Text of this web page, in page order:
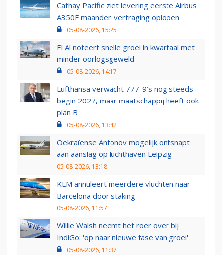
Cathay Pacific ziet levering eerste Airbus
A350F maanden vertraging oplopen
05-08-2026, 15:25
El Al noteert snelle groei in kwartaal met
minder oorlogsgeweld
05-08-2026, 14:17
Lufthansa verwacht 777-9’s nog steeds
begin 2027, maar maatschappij heeft ook
plan B
05-08-2026, 13:42
Oekraïense Antonov mogelijk ontsnapt
aan aanslag op luchthaven Leipzig
05-08-2026, 13:18
KLM annuleert meerdere vluchten naar
Barcelona door staking
05-08-2026, 11:57
Willie Walsh neemt het roer over bij
IndiGo: 'op naar nieuwe fase van groei'
05-08-2026, 11:37